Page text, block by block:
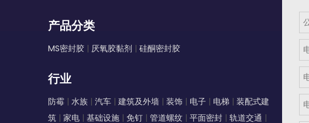
产品分类
MS密封胶 | 厌氧胶黏剂 | 硅酮密封胶
行业
防霉 | 水族 | 汽车 | 建筑及外墙 | 装饰 | 电子 | 电梯 | 装配式建
筑 | 家电 | 基础设施 | 免钉 | 管道螺纹 | 平面密封 | 轨道交通 |